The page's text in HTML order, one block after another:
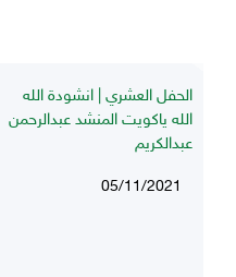
الحفل العشري | انشودة الله
الله ياكويت المنشد عبدالرحمن
عبدالكريم
05/11/2021